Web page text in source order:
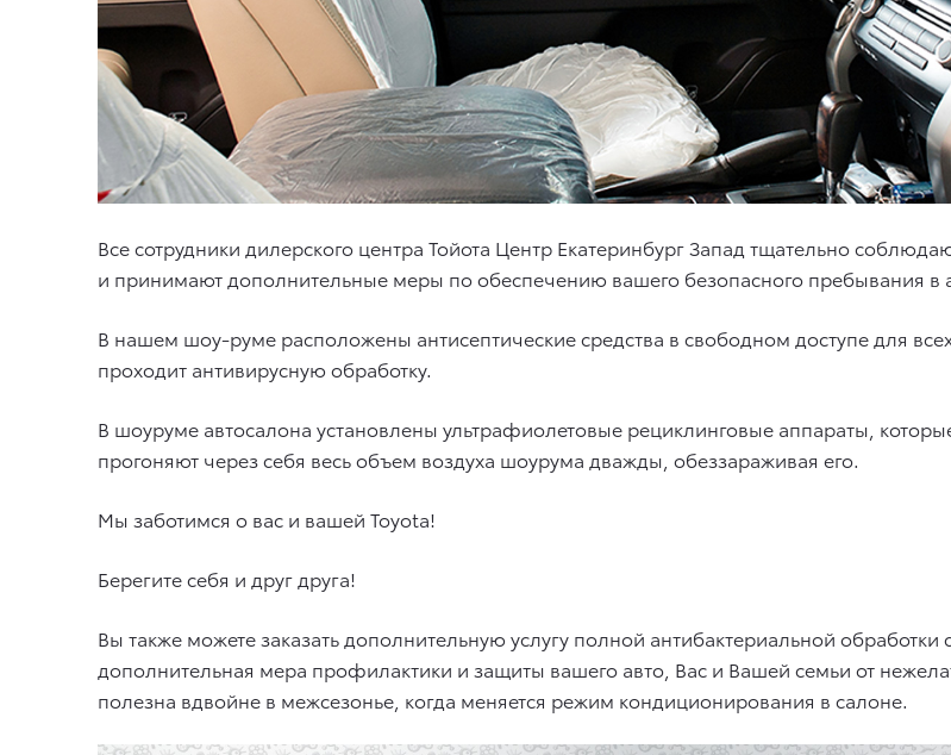
Все сотрудники дилерского центра Тойота Центр Екатеринбург Запад тщательно
и принимают дополнительные меры по обеспечению вашего безопасного пребывания в
В нашем шоу-руме расположены антисептические средства в свободном доступе для
проходит антивирусную обработку.
В шоуруме автосалона установлены ультрафиолетовые рециклинговые аппараты,
прогоняют через себя весь объем воздуха шоурума дважды, обеззараживая его.
Мы заботимся о вас и вашей Toyota!
Берегите себя и друг друга!
Вы также можете заказать дополнительную услугу полной антибактериальной
дополнительная мера профилактики и защиты вашего авто, Вас и Вашей семьи от
полезна вдвойне в межсезонье, когда меняется режим кондиционирования в салоне.